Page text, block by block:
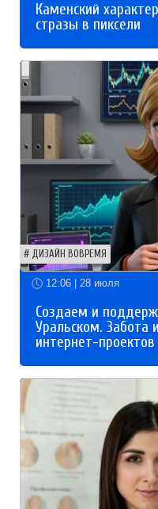
Каменский
стразы в пиксели
ДИЗАЙН ВОВРЕМЯ
12:06 | 28 июля
Создаем и
Уральском.
интернет-проектов